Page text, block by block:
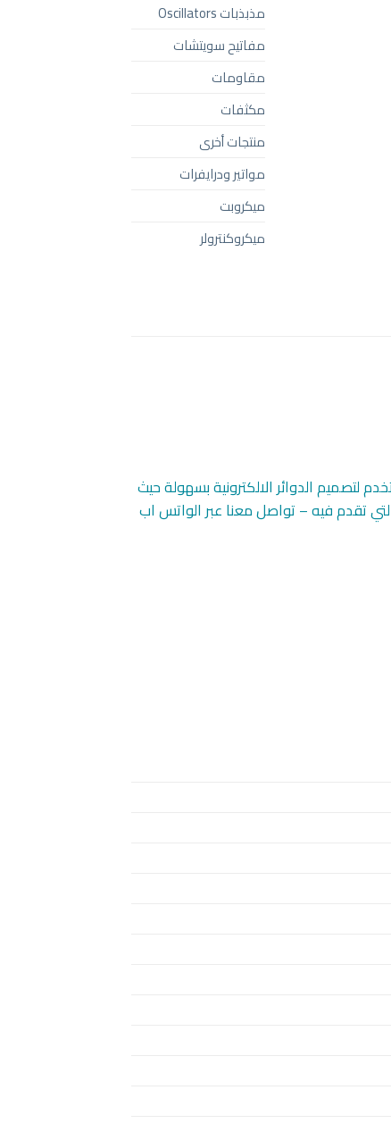
مذبذبات Oscillators
مفاتيح سويتشات
مقاومات
مكثفات
منتجات أخرى
مواتير ودرايفرات
ميكروبت
ميكروكنترولر
لتصميم الدوائر الالكترونية بسهولة حيث
تقدم فيه – تواصل معنا عبر الواتس اب